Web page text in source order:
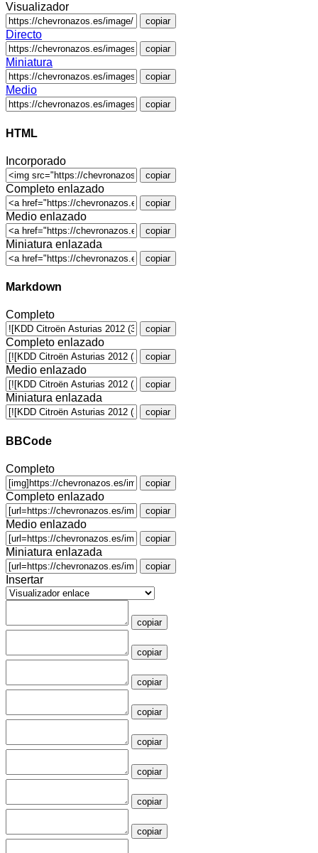
Visualizador
copiar
Directo
copiar
Miniatura
copiar
Medio
copiar
HTML
Incorporado
copiar
Completo enlazado
copiar
Medio enlazado
copiar
Miniatura enlazada
copiar
Markdown
Completo
copiar
Completo enlazado
copiar
Medio enlazado
copiar
Miniatura enlazada
copiar
BBCode
Completo
copiar
Completo enlazado
copiar
Medio enlazado
copiar
Miniatura enlazada
copiar
Insertar
copiar
copiar
copiar
copiar
copiar
copiar
copiar
copiar